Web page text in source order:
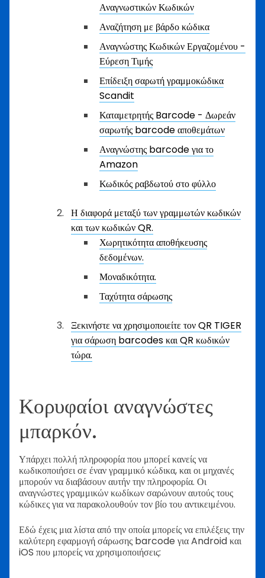
Αναγνωστικών Κωδικών
Αναζήτηση με βάρδο κώδικα
Αναγνώστης Κωδικών Εργαζομένου -
Εύρεση Τιμής
Επίδειξη σαρωτή γραμμοκώδικα
Scandit
Καταμετρητής Barcode - Δωρεάν
σαρωτής barcode αποθεμάτων
Αναγνώστης barcode για το
Amazon
Κωδικός ραβδωτού στο φύλλο
Η διαφορά μεταξύ των γραμμωτών κωδικών
και των κωδικών QR.
Χωρητικότητα αποθήκευσης
δεδομένων.
Μοναδικότητα.
Ταχύτητα σάρωσης
Ξεκινήστε να χρησιμοποιείτε τον QR TIGER
για σάρωση barcodes και QR κωδικών
τώρα.
Κορυφαίοι αναγνώστες
μπαρκόν.
Υπάρχει πολλή πληροφορία που μπορεί κανείς να
κωδικοποιήσει σε έναν γραμμικό κώδικα, και οι μηχανές
μπορούν να διαβάσουν αυτήν την πληροφορία. Οι
αναγνώστες γραμμικών κωδίκων σαρώνουν αυτούς τους
κώδικες για να παρακολουθούν τον βίο του αντικειμένου.
Εδώ έχεις μια λίστα από την οποία μπορείς να επιλέξεις την
καλύτερη εφαρμογή σάρωσης barcode για Android και
iOS που μπορείς να χρησιμοποιήσεις: